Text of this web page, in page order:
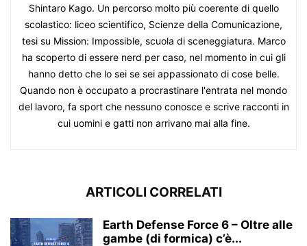
Shintaro Kago. Un percorso molto più coerente di quello
scolastico: liceo scientifico, Scienze della Comunicazione,
tesi su Mission: Impossible, scuola di sceneggiatura. Marco
ha scoperto di essere nerd per caso, nel momento in cui gli
hanno detto che lo sei se sei appassionato di cose belle.
Quando non è occupato a procrastinare l'entrata nel mondo
del lavoro, fa sport che nessuno conosce e scrive racconti in
cui uomini e gatti non arrivano mai alla fine.
ARTICOLI CORRELATI
Earth Defense Force 6 – Oltre alle
gambe (di formica) c’è...